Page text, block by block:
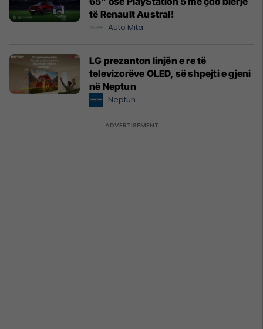
të Renault Austral!
Auto Mita
LG prezanton linjën e re të
televizorëve OLED, së shpejti e gjeni
në Neptun
Neptun